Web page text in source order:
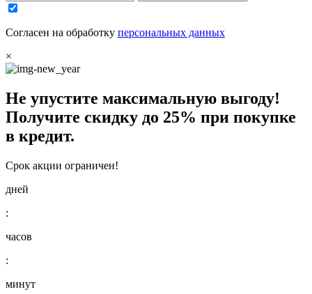
Согласен на обработку персональных данных
×
Не упустите максимальную выгоду!
Получите скидку до 25% при покупке
в кредит.
Срок акции ограничен!
дней
:
часов
:
минут